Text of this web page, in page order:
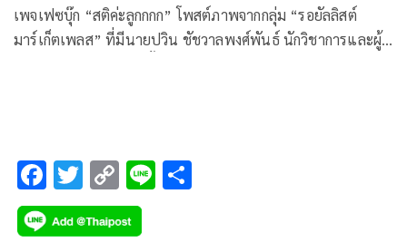
เพจเฟซบุ๊ก “สติค่ะลูกกกก” โพสต์ภาพจากกลุ่ม “รอยัลลิสต์
มาร์เก็ตเพลส” ที่มีนายปวิน ชัชวาลพงศ์พันธ์ นักวิชาการและผู้
F
ac
e
T
wi
tt
C
o
p
Li